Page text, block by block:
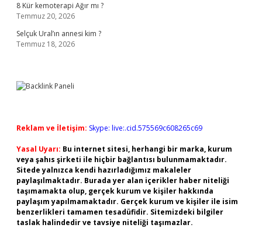
8 Kür kemoterapi Ağır mı ?
Temmuz 20, 2026
Selçuk Ural’ın annesi kim ?
Temmuz 18, 2026
Reklam ve İletişim: Skype: live:.cid.575569c608265c69
Yasal Uyarı: Bu internet sitesi, herhangi bir marka, kurum
veya şahıs şirketi ile hiçbir bağlantısı bulunmamaktadır.
Sitede yalnızca kendi hazırladığımız makaleler
paylaşılmaktadır. Burada yer alan içerikler haber niteliği
taşımamakta olup, gerçek kurum ve kişiler hakkında
paylaşım yapılmamaktadır. Gerçek kurum ve kişiler ile isim
benzerlikleri tamamen tesadüfidir. Sitemizdeki bilgiler
taslak halindedir ve tavsiye niteliği taşımazlar.